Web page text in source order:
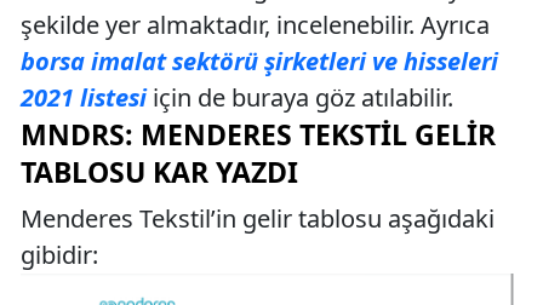
şekilde yer almaktadır, incelenebilir. Ayrıca
borsa imalat sektörü şirketleri ve hisseleri
2021 listesiiçin de buraya göz atılabilir.
MNDRS: MENDERES TEKSTIL GELIR
TABLOSU KAR YAZDI
Menderes Tekstil’in gelir tablosu aşağıdaki
gibidir: